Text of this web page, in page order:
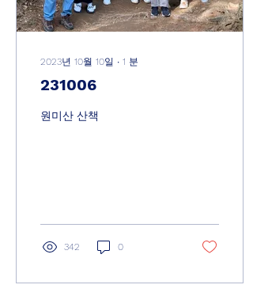
2023년 10월 10일 ∙ 1 분
231006
원미산 산책
342 0